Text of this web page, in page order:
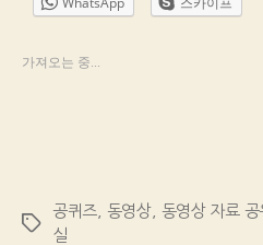
가져오는 중...
Tags
공퀴즈 동영상 동영상 자료 공
실